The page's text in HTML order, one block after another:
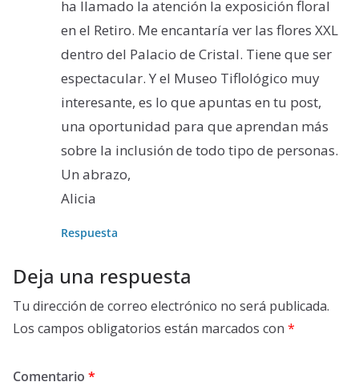
ha llamado la atención la exposición floral
en el Retiro. Me encantaría ver las flores XXL
dentro del Palacio de Cristal. Tiene que ser
espectacular. Y el Museo Tiflológico muy
interesante, es lo que apuntas en tu post,
una oportunidad para que aprendan más
sobre la inclusión de todo tipo de personas.
Un abrazo,
Alicia
Respuesta
Deja una respuesta
Tu dirección de correo electrónico no será publicada.
Los campos obligatorios están marcados con *
Comentario *